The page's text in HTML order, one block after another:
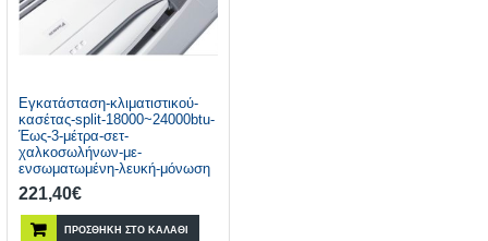
Εγκατάσταση-κλιματιστικού-
κασέτας-split-18000~24000btu-
Έως-3-μέτρα-σετ-
χαλκοσωλήνων-με-
ενσωματωμένη-λευκή-μόνωση
221,40€
ΠΡΟΣΘΉΚΗ ΣΤΟ ΚΑΛΆΘΙ